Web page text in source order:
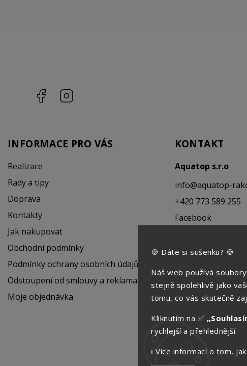
🍪 Dáte si sušenku? 🍪
Náš web používá
stejně spolehlivě jako
tomu, co vás skutečně
Kliknutím na ✅
rychlejší a přehlednější.
ℹ️ Více informací o tom,
Facebook
INFORMACE PRO VÁS
Realizace
Rady a tipy
Doprava
Kontakty
Jak nakupovat
Obchodní podmínky
Podmínky ochrany osobních údajů
Odstoupení od smlouvy a reklamační řád
Moje objednávka
KONTAKT
Aquatop s.r.o
info@aquatop-
+420 773 589 255
Facebook